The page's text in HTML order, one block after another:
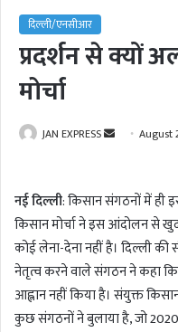
दिल्ली/एनसीआर
प्रदर्शन से क्यों
मोर्चा
JAN EXPRESS
d
a
n
e
m
August
नई दिल्ली: किसान संगठनों में ही
किसान मोर्चा ने इस आंदोलन से
कोई लेना-देना नहीं है। दिल्ली
नेतृत्व करने वाले संगठन ने कहा कि
आह्लान नहीं किया है। संयुक्त
कुछ संगठनों ने बुलाया है, जो 2020-